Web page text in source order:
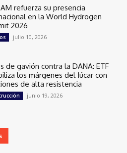
refuerza su presencia
en la World Hydrogen
2026
julio 10, 2026
de gavión contra la DANA: ETF
los márgenes del Júcar con
de alta resistencia
junio 19, 2026